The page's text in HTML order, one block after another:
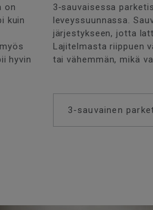
on
kuin
hyvin
3‑sauvaisessa
leveyssuunnassa.
järjestykseen, jotta
Lajitelmasta riippuen
tai vähemmän, mikä
3-sauvainen